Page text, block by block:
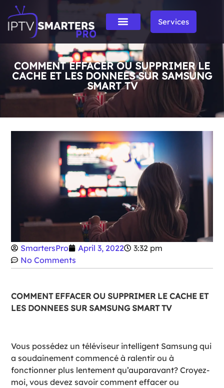
Services
COMMENT EFFACER OU SUPPRIMER LE
CACHE ET LES DONNEES SUR SAMSUNG
SMART TV
SmartersPro April 3, 2022
3:32 pm
No Comments
COMMENT EFFACER OU SUPPRIMER LE CACHE ET
LES DONNEES SUR SAMSUNG SMART TV
Vous possédez un téléviseur intelligent Samsung qui
a soudainement commencé à ralentir ou à
fonctionner plus lentement qu’auparavant? Croyez-
moi, vous devez savoir comment effacer ou